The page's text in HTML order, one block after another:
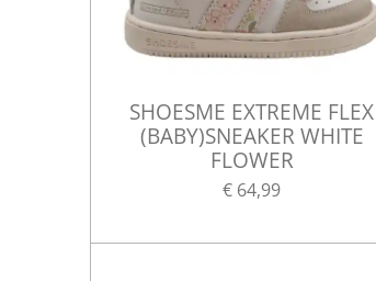
SHOESME EXTREME FLEX
(BABY)SNEAKER WHITE
FLOWER
€ 64,99